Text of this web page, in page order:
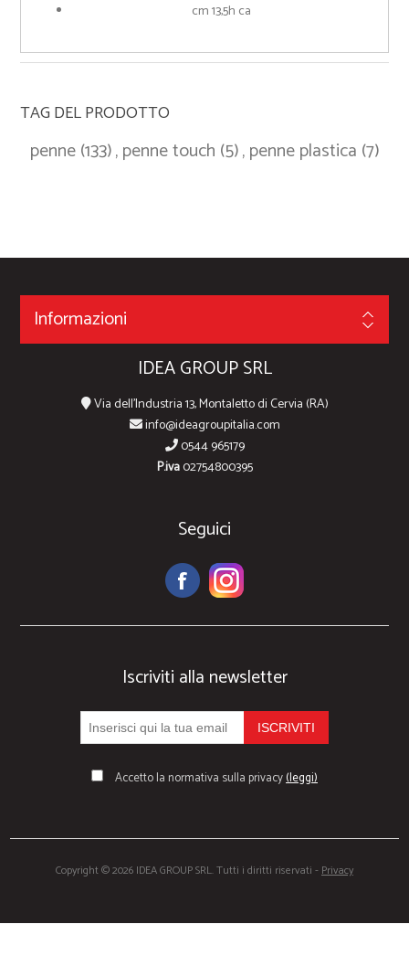
cm 13,5h ca
TAG DEL PRODOTTO
penne(133),penne touch (5),penne plastica (7)
Informazioni
IDEA GROUP SRL
Via dell'Industria 13, Montaletto di Cervia (RA)
info@ideagroupitalia.com
0544 965179
P.iva02754800395
Seguici
Iscriviti alla newsletter
Accetto la normativa sulla privacy(leggi)
Copyright © 2026 IDEA GROUP SRL. Tutti i diritti riservati -Privacy